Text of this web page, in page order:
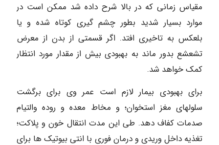
مقیاس زمانی که در بالا شرح داده شد ممکن است در
موارد بسیار شدید بطور چشم گیری کوتاه شده و یا
بلعکس به تاخیری افتد. اگر قسمتی از بدن از معرض
تشعشع بدور ماند به بهبودی بیش از مقدار مورد انتظار
کمک خواهد شد.
برای بهبودی بیمار لازم است عمر وی برای برگشت
سلولهای مغز استخوان؛ و مخاط معده و روده والتیام
صدمات کفاف دهد. طی این مدت انتقال خون و پلاکت؛
تغذیه داخل وریدی و درمان فوری با انتی بیوتیک ها برای